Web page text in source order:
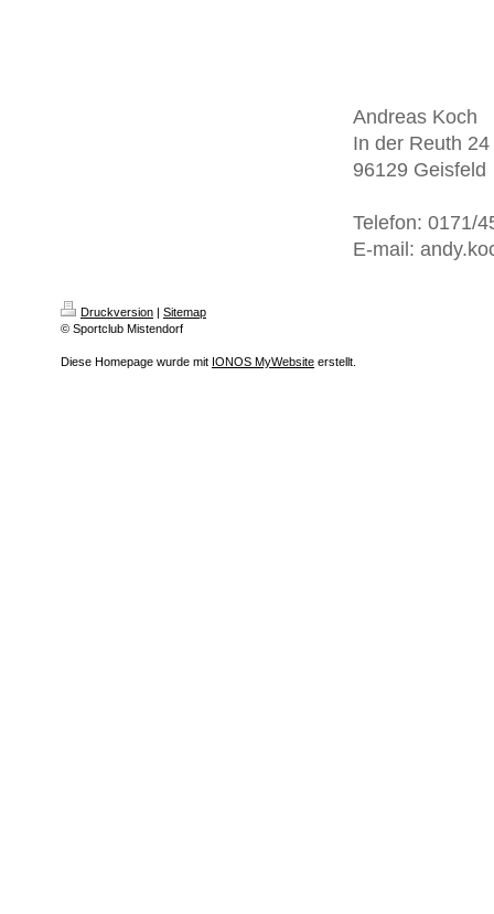
Andreas Koch
In der Reuth 24
96129 Geisfeld
Telefon: 0171/
E-mail:
Druckversion | Sitemap
© Sportclub Mistendorf
Diese Homepage wurde mit IONOS MyWebsite erstellt.